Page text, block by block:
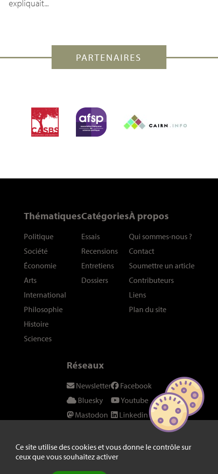
Ce site utilise des cookies et vous donne le contrôle sur
ceux que vous souhaitez activer
expliquait...
PARTENAIRES
Thématiques
Politique
Société
Économie
Arts
International
Philosophie
Histoire
Sciences
Catégories
Essais
Recensions
Entretiens
Dossiers
À propos
Qui sommes-nous ?
Contact
Soumettre un article
Contributeurs
Liens
Plan du site
Réseaux
Newsletter
Bluesky
Mastodon
Instagram
Twitter/X
Facebook
Youtube
Linkedin
Fil RSS